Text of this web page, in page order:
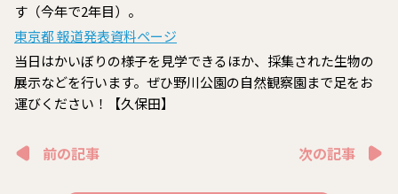
す（今年で2年目）。
東京都 報道発表資料ページ
当日はかいぼりの様子を見学できるほか、採集された生物の
展示などを行います。ぜひ野川公園の自然観察園まで足をお
運びください！【久保田】
前の記事 次の記事